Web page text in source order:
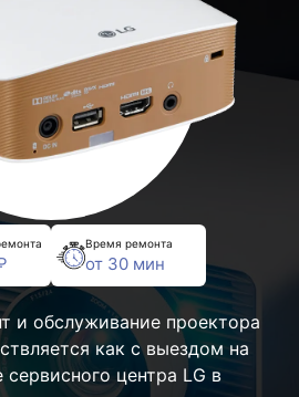
Время ремонта
от 30 мин
и обслуживание проектора
как с выездом на
центра LG в